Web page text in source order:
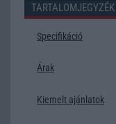
TARTALOMJEGYZÉK
Specifikáció
Árak
Kiemelt ajánlatok